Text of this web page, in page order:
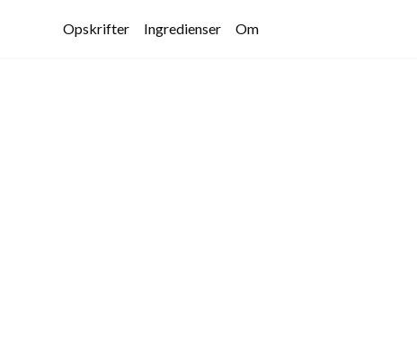
Opskrifter Ingredienser Om